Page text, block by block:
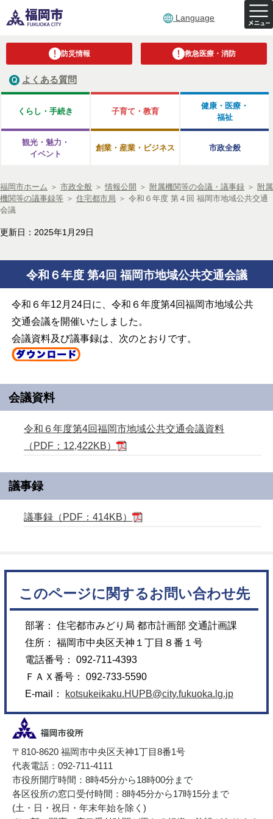
Language
防災情報 救急医療・消防
よくある質問
くらし・手続き 子育て・教育
健康・医療・
福祉
観光・魅力・
イベント
創業・産業・ビジネス 市政全般
福岡市ホーム ＞ 市政全般 ＞ 情報公開 ＞ 附属機関等の会議・議事録 ＞ 附属
機関等の議事録等 ＞ 住宅都市局 ＞ 令和６年度 第４回 福岡市地域公共交通
会議
更新日：2025年1月29日
令和６年度 第4回 福岡市地域公共交通会議
令和６年12月24日に、令和６年度第4回福岡市地域公共
交通会議を開催いたしました。
会議資料及び議事録は、次のとおりです。
会議資料
令和６年度第4回福岡市地域公共交通会議資料
（PDF：12,422KB）
議事録
議事録（PDF：414KB）
このページに関するお問い合わせ先
部署： 住宅都市みどり局 都市計画部 交通計画課
住所： 福岡市中央区天神１丁目８番１号
電話番号： 092-711-4393
ＦＡＸ番号： 092-733-5590
E-mail：
kotsukeikaku.HUPB@city.fukuoka.lg.jp
〒810-8620 福岡市中央区天神1丁目8番1号
代表電話：092-711-4111
市役所開庁時間：8時45分から18時00分まで
各区役所の窓口受付時間：8時45分から17時15分まで
(土・日・祝日・年末年始を除く)